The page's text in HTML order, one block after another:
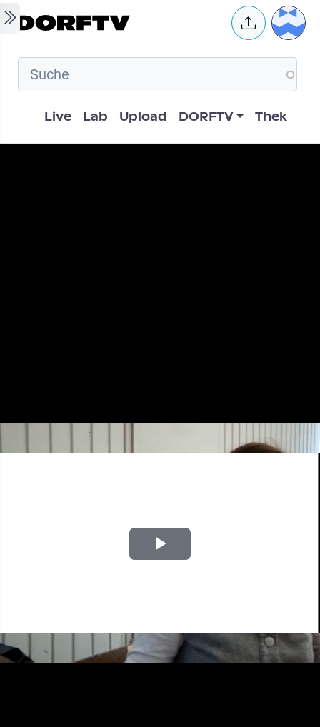
Skip to main content User
Hauptnavigation
Live Lab Upload DORFTV Thek
Play